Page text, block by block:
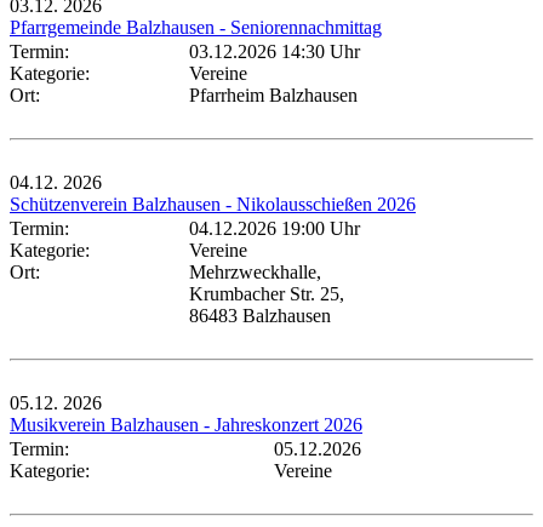
03.12. 2026
Pfarrgemeinde Balzhausen - Seniorennachmittag
Termin:
03.12.2026 14:30 Uhr
Kategorie:
Vereine
Ort:
Pfarrheim Balzhausen
04.12. 2026
Schützenverein Balzhausen - Nikolausschießen 2026
Termin:
04.12.2026 19:00 Uhr
Kategorie:
Vereine
Ort:
Mehrzweckhalle,
Krumbacher Str. 25,
86483 Balzhausen
05.12. 2026
Musikverein Balzhausen - Jahreskonzert 2026
Termin:
05.12.2026
Kategorie:
Vereine